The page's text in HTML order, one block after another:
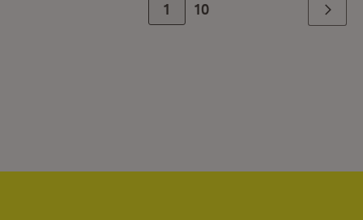
Zur Seite
1 10 Weiter